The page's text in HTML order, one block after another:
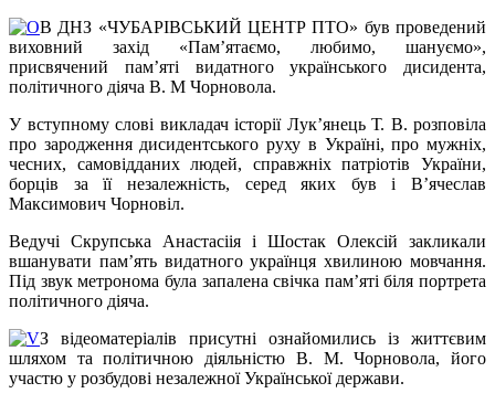
В ДНЗ «ЧУБАРІВСЬКИЙ ЦЕНТР ПТО» був проведений
виховний захід «Пам’ятаємо, любимо, шануємо»,
присвячений пам’яті видатного українського дисидента,
політичного діяча В. М Чорновола.
У вступному слові викладач історії Лук’янець Т. В. розповіла
про зародження дисидентського руху в Україні, про мужніх,
чесних, самовідданих людей, справжніх патріотів України,
борців за її незалежність, серед яких був і В’ячеслав
Максимович Чорновіл.
Ведучі Скрупська Анастасіія і Шостак Олексій закликали
вшанувати пам’ять видатного українця хвилиною мовчання.
Під звук метронома була запалена свічка пам’яті біля портрета
політичного діяча.
З відеоматеріалів присутні ознайомились із життєвим
шляхом та політичною діяльністю В. М. Чорновола, його
участю у розбудові незалежної Української держави.